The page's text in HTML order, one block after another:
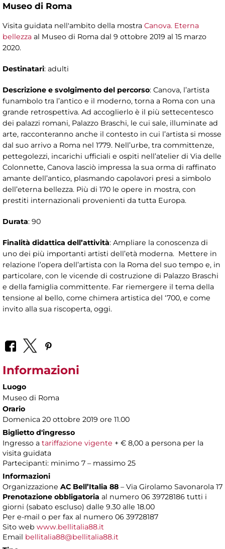
Museo di Roma
Visita guidata nell'ambito della mostra Canova. Eterna
bellezza al Museo di Roma dal 9 ottobre 2019 al 15 marzo
2020.
Destinatari: adulti
Descrizione e svolgimento del percorso: Canova, l’artista
funambolo tra l’antico e il moderno, torna a Roma con una
grande retrospettiva. Ad accoglierlo è il più settecentesco
dei palazzi romani, Palazzo Braschi, le cui sale, illuminate ad
arte, racconteranno anche il contesto in cui l’artista si mosse
dal suo arrivo a Roma nel 1779. Nell’urbe, tra committenze,
pettegolezzi, incarichi ufficiali e ospiti nell’atelier di Via delle
Colonnette, Canova lasciò impressa la sua orma di raffinato
amante dell’antico, plasmando capolavori presi a simbolo
dell’eterna bellezza. Più di 170 le opere in mostra, con
prestiti internazionali provenienti da tutta Europa.
Durata: 90
Finalità didattica dell’attività: Ampliare la conoscenza di
uno dei più importanti artisti dell’età moderna. Mettere in
relazione l’opera dell’artista con la Roma del suo tempo e, in
particolare, con le vicende di costruzione di Palazzo Braschi
e della famiglia committente. Far riemergere il tema della
tensione al bello, come chimera artistica del ‘700, e come
invito alla sua riscoperta, oggi.
Informazioni
Luogo
Museo di Roma
Orario
Domenica 20 ottobre 2019 ore 11.00
Biglietto d'ingresso
Ingresso a tariffazione vigente + € 8,00 a persona per la
visita guidata
Partecipanti: minimo 7 – massimo 25
Informazioni
Organizzazione AC Bell’Italia 88 – Via Girolamo Savonarola 17
Prenotazione obbligatoria al numero 06 39728186 tutti i
giorni (sabato escluso) dalle 9.30 alle 18.00
Per e-mail o per fax al numero 06 39728187
Sito web www.bellitalia88.it
Email bellitalia88@bellitalia88.it